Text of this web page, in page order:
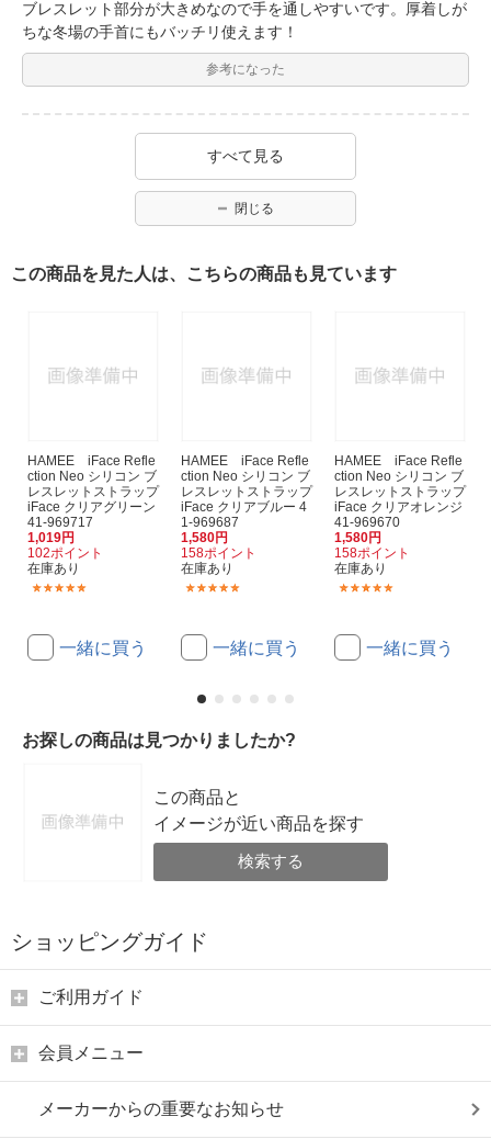
ブレスレット部分が大きめなので手を通しやすいです。厚着しが
ちな冬場の手首にもバッチリ使えます！
参考になった
すべて見る
閉じる
この商品を見た人は、こちらの商品も見ています
HAMEE iFace Refle
ction Neo シリコン ブ
レスレットストラップ
iFace クリアグリーン
41-969717
1,019円
102ポイント
在庫あり
一緒に買う
HAMEE iFace Refle
ction Neo シリコン ブ
レスレットストラップ
iFace クリアブルー 4
1-969687
1,580円
158ポイント
在庫あり
一緒に買う
HAMEE iFace Refle
ction Neo シリコン ブ
レスレットストラップ
iFace クリアオレンジ
41-969670
1,580円
158ポイント
在庫あり
一緒に買う
お探しの商品は見つかりましたか?
この商品と
イメージが近い商品を探す
検索する
ショッピングガイド
ご利用ガイド
会員メニュー
メーカーからの重要なお知らせ